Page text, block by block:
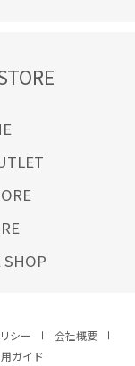
シー
会社概要
ガイド